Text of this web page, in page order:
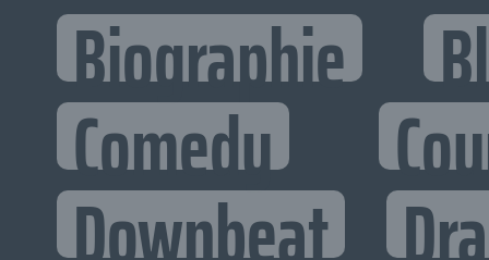
Biographie
Comedy